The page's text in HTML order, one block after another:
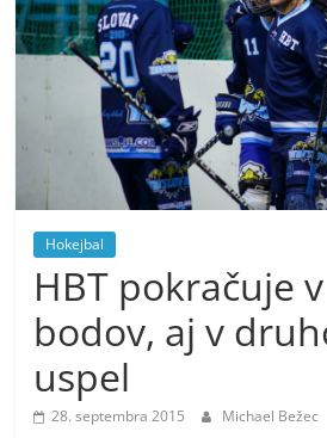
Hokejbal
HBT pokračuje
bodov, aj v
uspel
28. septembra 2015 Michael Bežec